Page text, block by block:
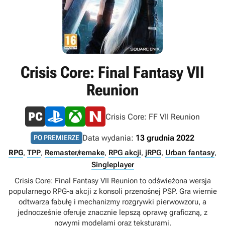
Crisis Core: Final Fantasy VII
Reunion
Crisis Core: FF VII Reunion
PO PREMIERZE Data wydania: 13 grudnia 2022
RPG, TPP, Remaster/remake, RPG akcji, jRPG, Urban fantasy,
Singleplayer
Crisis Core: Final Fantasy VII Reunion to odświeżona wersja
popularnego RPG-a akcji z konsoli przenośnej PSP. Gra wiernie
odtwarza fabułę i mechanizmy rozgrywki pierwowzoru, a
jednocześnie oferuje znacznie lepszą oprawę graficzną, z
nowymi modelami oraz teksturami.